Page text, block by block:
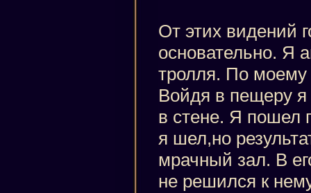
От этих видений
основательно. Я
тролля. По моему
Войдя в пещеру я
в стене. Я пошел
я шел,но
мрачный зал. В
не решился к